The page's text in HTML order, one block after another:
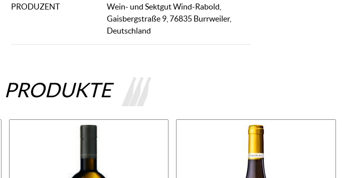
PRODUZENT
Wein- und Sektgut Wind-Rabold,
Gaisbergstraße 9, 76835 Burrweiler,
Deutschland
PRODUKTE